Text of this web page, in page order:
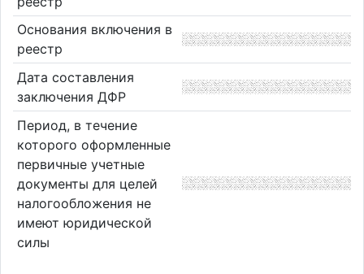
Основания включения в
реестр
Дата составления
заключения ДФР
Период, в течение
которого оформленные
первичные учетные
документы для целей
налогообложения не
имеют юридической
силы